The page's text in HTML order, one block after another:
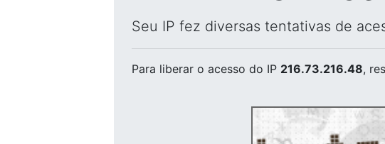
Seu IP fez diversas tentativas de
Para liberar o acesso do IP 216.73.216.48,